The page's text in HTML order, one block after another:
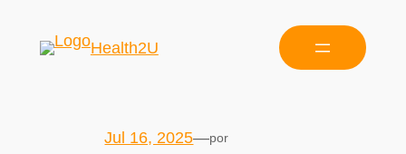
Health2U
Jul 16, 2025—por